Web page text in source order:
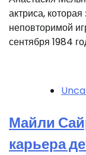
актриса,
неповторимой
сентября 1984
Майли
карьера